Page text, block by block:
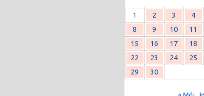
1 2 3 4
8
9 10 11
15
16 17 18
22
23 24 25
29
30